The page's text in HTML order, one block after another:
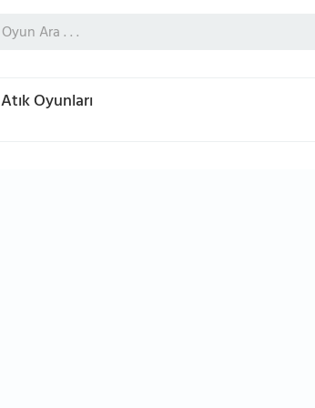
Atık Oyunları